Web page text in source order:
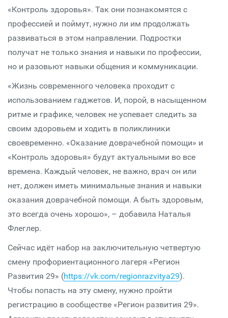
«Контроль здоровья». Так они познакомятся с
профессией и поймут, нужно ли им продолжать
развиваться в этом направлении. Подростки
получат не только знания и навыки по профессии,
но и разовьют навыки общения и коммуникации.
«Жизнь современного человека проходит с
использованием гаджетов. И, порой, в насыщенном
ритме и графике, человек не успевает следить за
своим здоровьем и ходить в поликлиники
своевременно. «Оказание доврачебной помощи» и
«Контроль здоровья» будут актуальными во все
времена. Каждый человек, не важно, врач он или
нет, должен иметь минимальные знания и навыки
оказания доврачебной помощи. А быть здоровым,
это всегда очень хорошо», – добавила Наталья
Флеглер.
Сейчас идёт набор на заключительную четвертую
смену профориентационного лагеря «Регион
Развития 29» (https://vk.com/regionrazvitya29).
Чтобы попасть на эту смену, нужно пройти
регистрацию в сообществе «Регион развития 29».